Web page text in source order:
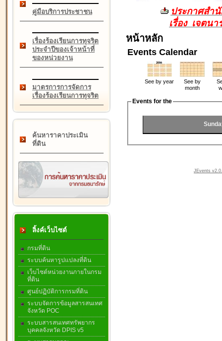
คู่มือบริการประชาชน
เรื่องร้องเรียนการทุจริต
ประจำปีของเจ้าหน้าที่
ของหน่วยงาน
มาตรการการจัดการ
เรื่องร้องเรียนการทุจริต
ค้นหาราคาประเมิน
ที่ดิน
ลิ้งค์เว็บไซต์
กรมที่ดิน
ระบบค้นหารูปแปลงที่ดิน
เว็บไซต์หน่วยงานภายในกรม
ที่ดิน
ศูนย์ปฏิบัติการกรมที่ดิน
ระบบจัดการข้อมูลสารสนเทศ
จังหวัด POC
ระบบสารสนเทศทรัพยากร
บุคคลจังหวัด DPIS v5
ประกาศสำ
เรื่อง เจตน
หน้าหลัก
Events Calendar
See by year
See by
month
Events for the
JEvents